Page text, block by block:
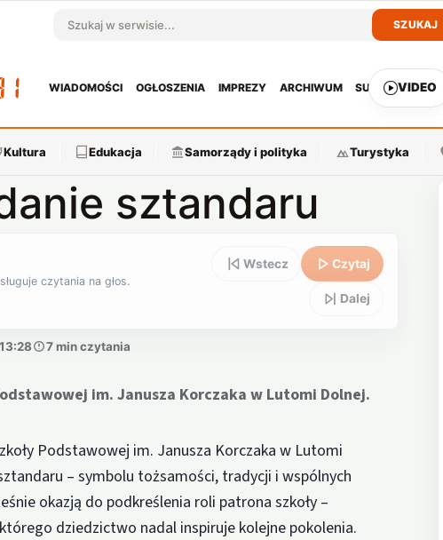
Szukaj w serwisie
SZUKAJ
WIADOMOŚCI OGŁOSZENIA IMPREZY ARCHIWUM SUBSKRYPCJA
VIDEO
Kultura Edukacja Samorządy i polityka Turystyka
sztandaru
czytania na głos.
Wstecz Czytaj
Dalej
7 min czytania
im. Janusza Korczaka w Lutomi Dolnej.
Podstawowej im. Janusza Korczaka w Lutomi
– symbolu tożsamości, tradycji i wspólnych
okazją do podkreślenia roli patrona szkoły –
dziedzictwo nadal inspiruje kolejne pokolenia.